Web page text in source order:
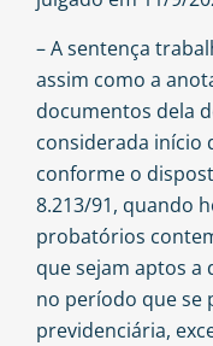
– A sentença
assim como a
documentos dela
considerada início
conforme o
8.213/91, quando
probatórios
que sejam aptos
no período que se
previdenciária,